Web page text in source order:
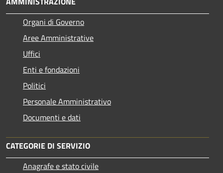
Organi di Governo
Aree Amministrative
Uffici
Enti e fondazioni
Politici
Personale Amministrativo
Documenti e dati
CATEGORIE DI SERVIZIO
Anagrafe e stato civile